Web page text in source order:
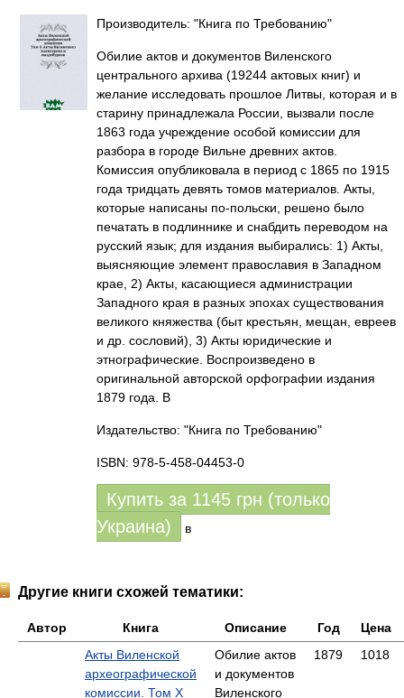
Производитель: "Книга по Требованию"
Обилие актов и документов Виленского
центрального архива (19244 актовых книг) и
желание исследовать прошлое Литвы, которая и в
старину принадлежала России, вызвали после
1863 года учреждение особой комиссии для
разбора в городе Вильне древних актов.
Комиссия опубликовала в период с 1865 по 1915
года тридцать девять томов материалов. Акты,
которые написаны по-польски, решено было
печатать в подлиннике и снабдить переводом на
русский язык; для издания выбирались: 1) Акты,
выясняющие элемент православия в Западном
крае, 2) Акты, касающиеся администрации
Западного края в разных эпохах существования
великого княжества (быт крестьян, мещан, евреев
и др. сословий), 3) Акты юридические и
этнографические. Воспроизведено в
оригинальной авторской орфографии издания
1879 года. В
Издательство: "Книга по Требованию"
ISBN: 978-5-458-04453-0
Купить за 1145 грн (только
Украина)
в
Другие книги схожей тематики:
Автор Книга Описание Год
Цена
Акты Виленской
археографической
комиссии. Том X
Обилие актов
и документов
Виленского
1879 1018